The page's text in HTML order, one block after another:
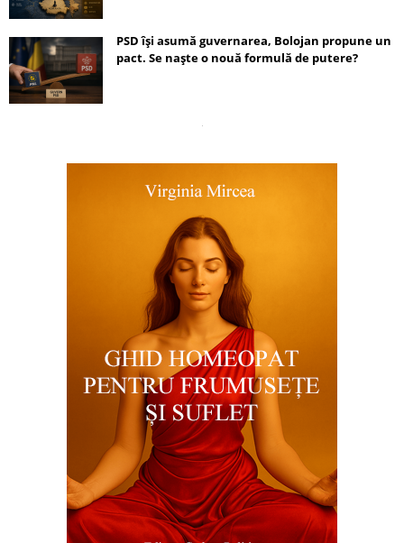
PSD își asumă guvernarea, Bolojan propune un
pact. Se naște o nouă formulă de putere?